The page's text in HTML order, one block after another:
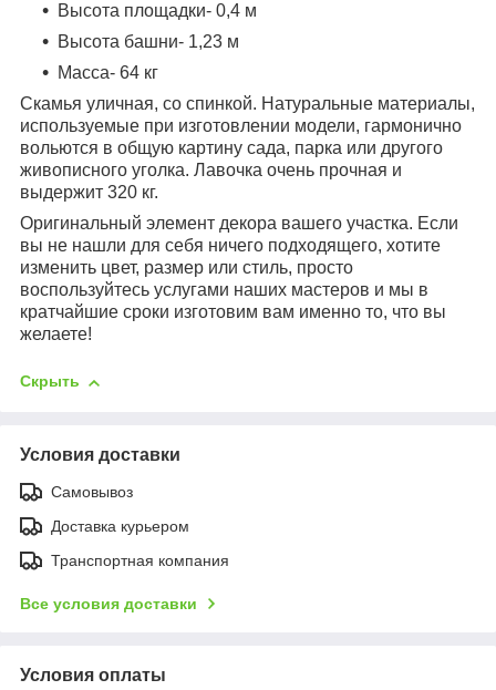
Высота площадки- 0,4 м
Высота башни- 1,23 м
Масса- 64 кг
Скамья уличная, со спинкой. Натуральные материалы,
используемые при изготовлении модели, гармонично
вольются в общую картину сада, парка или другого
живописного уголка. Лавочка очень прочная и
выдержит 320 кг.
Оригинальный элемент декора вашего участка. Если
вы не нашли для себя ничего подходящего, хотите
изменить цвет, размер или стиль, просто
воспользуйтесь услугами наших мастеров и мы в
кратчайшие сроки изготовим вам именно то, что вы
желаете!
Скрыть
Условия доставки
Самовывоз
Доставка курьером
Транспортная компания
Все условия доставки
Условия оплаты